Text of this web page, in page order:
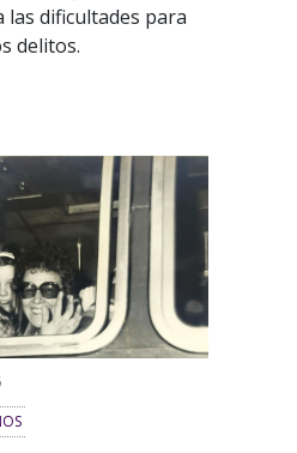
dificultades para
delitos.